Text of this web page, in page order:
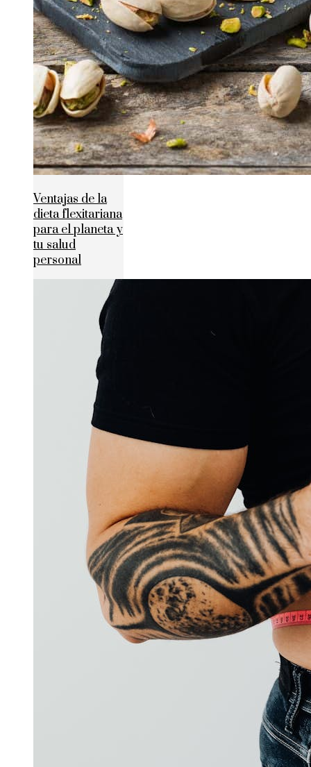
Ventajas de la
dieta flexitariana
para el planeta y
tu salud
personal